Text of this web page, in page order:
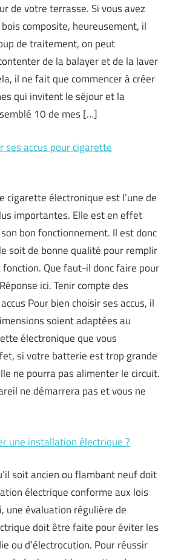
de votre terrasse. Si vous avez
composite, heureusement, il
de traitement, on peut
de la balayer et de la laver
il ne fait que commencer à créer
qui invitent le séjour et la
10 de mes […]
ses accus pour cigarette
cigarette électronique est l’une de
importantes. Elle est en effet
bon fonctionnement. Il est donc
soit de bonne qualité pour remplir
Que faut-il donc faire pour
ici. Tenir compte des
Pour bien choisir ses accus, il
soient adaptées au
électronique que vous
si votre batterie est trop grande
ne pourra pas alimenter le circuit.
ne démarrera pas et vous ne
une installation électrique ?
soit ancien ou flambant neuf doit
électrique conforme aux lois
une évaluation régulière de
doit être faite pour éviter les
ou d’électrocution. Pour réussir